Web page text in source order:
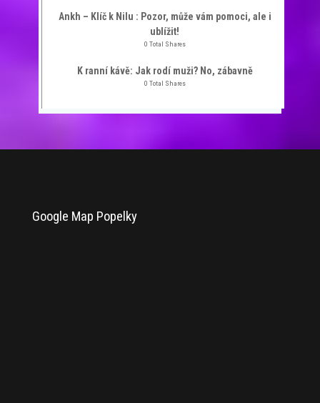
Ankh – Klíč k Nilu : Pozor, může vám pomoci, ale i
ublížit!
0 Total Shares
K ranní kávě: Jak rodí muži? No, zábavně
0 Total Shares
Google Map Popelky